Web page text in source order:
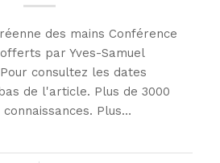
des mains Conférence
par Yves-Samuel
consultez les dates
de l'article. Plus de 3000
Plus…